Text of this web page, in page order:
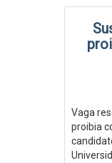
Vaga
proibia